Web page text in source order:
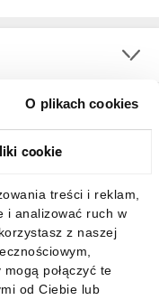
O plikach cookies
cookie
treści i reklam,
i analizować ruch w
z naszej
połączyć te
od Ciebie lub